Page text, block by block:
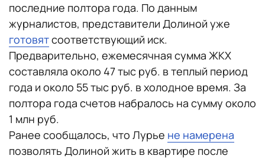
последние полтора года. По данным
журналистов, представители Долиной уже
готовятсоответствующий иск.
Предварительно, ежемесячная сумма ЖКХ
составляла около 47 тыс руб. в теплый период
года и около 55 тыс руб. в холодное время. За
полтора года счетов набралось на сумму около
1 млн руб.
Ранее сообщалось, что Лурье не намерена
позволять Долиной жить в квартире после